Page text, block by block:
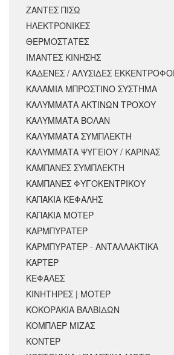
ΖΑΝΤΕΣ ΠΙΣΩ
ΗΛΕΚΤΡΟΝΙΚΕΣ
ΘΕΡΜΟΣΤΑΤΕΣ
ΙΜΑΝΤΕΣ ΚΙΝΗΣΗΣ
ΚΑΔΕΝΕΣ / ΑΛΥΣΙΔΕΣ
ΚΑΛΑΜΙΑ ΜΠΡΟΣΤΙΝΟ ΣΥΣΤΗΜΑ
ΚΑΛΥΜΜΑΤΑ ΑΚΤΙΝΩΝ ΤΡΟΧΟΥ
ΚΑΛΥΜΜΑΤΑ ΒΟΛΑΝ
ΚΑΛΥΜΜΑΤΑ ΣΥΜΠΛΕΚΤΗ
ΚΑΛΥΜΜΑΤΑ ΨΥΓΕΙΟΥ / ΚΑΡΙΝΑΣ
ΚΑΜΠΑΝΕΣ ΣΥΜΠΛΕΚΤΗ
ΚΑΜΠΑΝΕΣ ΦΥΓΟΚΕΝΤΡΙΚΟΥ
ΚΑΠΑΚΙΑ ΚΕΦΑΛΗΣ
ΚΑΠΑΚΙΑ ΜΟΤΕΡ
ΚΑΡΜΠΥΡΑΤΕΡ
ΚΑΡΜΠΥΡΑΤΕΡ - ΑΝΤΑΛΛΑΚΤΙΚΑ
ΚΑΡΤΕΡ
ΚΕΦΑΛΕΣ
ΚΙΝΗΤΗΡΕΣ | ΜΟΤΕΡ
ΚΟΚΟΡΑΚΙΑ ΒΑΛΒΙΔΩΝ
ΚΟΜΠΛΕΡ ΜΙΖΑΣ
ΚΟΝΤΕΡ